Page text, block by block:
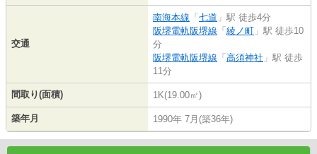
交通
南海本線 「 七道 」駅 徒歩4分
阪堺電軌阪堺線 「 綾ノ町 」駅 徒歩10
分
阪堺電軌阪堺線 「 高須神社 」駅 徒歩
11分
間取り(面積) 1K(19.00㎡)
築年月 1990年 7月(築36年)